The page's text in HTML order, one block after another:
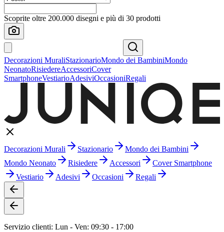
Scoprite oltre 200.000 disegni e più di 30 prodotti
Decorazioni MuraliStazionarioMondo dei BambiniMondo
NeonatoRisiedereAccessoriCover
SmartphoneVestiarioAdesiviOccasioniRegali
Decorazioni Murali Stazionario
Mondo dei Bambini
Mondo Neonato
Risiedere Accessori
Cover Smartphone
Vestiario
Adesivi Occasioni Regali
Servizio clienti: Lun - Ven: 09:30 - 17:00